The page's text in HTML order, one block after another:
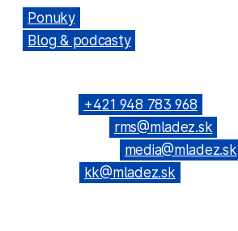
Ponuky
Blog & podcasty
+421 948 783 968
rms@mladez.sk
media@mladez.sk
kk@mladez.sk